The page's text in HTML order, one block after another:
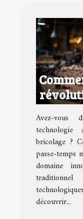
Avez-
bricolage ?
passe-temps
domaine
découvrir...